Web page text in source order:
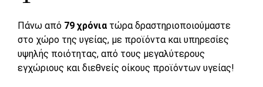
Πάνω από 79 χρόνια τώρα δραστηριοποιούμαστε
στο χώρο της υγείας, με προϊόντα και υπηρεσίες
υψηλής ποιότητας, από τους μεγαλύτερους
εγχώριους και διεθνείς οίκους προϊόντων υγείας!